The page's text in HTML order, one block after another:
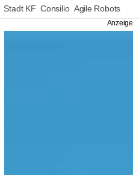
Stadt KF Consilio Agile Robots